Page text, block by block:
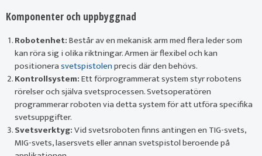
Komponenter och uppbyggnad
Robotenhet:Består av en mekanisk arm med flera leder som
kan röra sig i olika riktningar. Armen är flexibel och kan
positionerasvetspistolenprecis där den behövs.
Kontrollsystem:Ett förprogrammerat system styr robotens
rörelser och själva svetsprocessen. Svetsoperatören
programmerar roboten via detta system för att utföra specifika
svetsuppgifter.
Svetsverktyg:Vid svetsroboten finns antingen en TIG-svets,
MIG-svets, lasersvets eller annan svetspistol beroende på